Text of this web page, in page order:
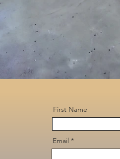
First Name
Email